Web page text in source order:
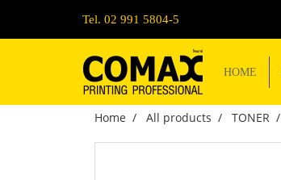
Tel. 02 991 5804-5
HOME
Home All products TONER